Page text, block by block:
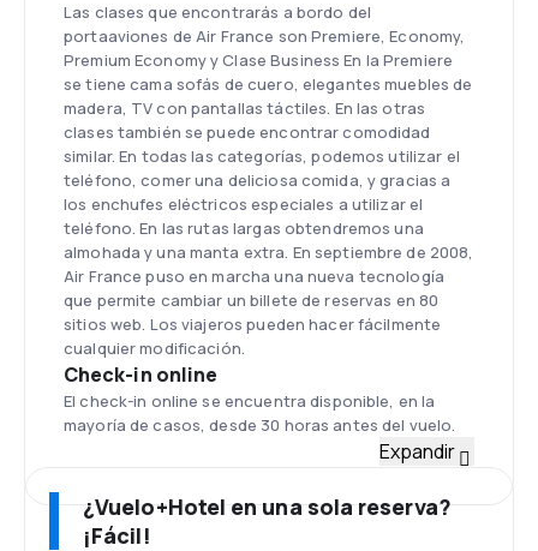
Las clases que encontrarás a bordo del
portaaviones de Air France son Premiere, Economy,
Premium Economy y Clase Business En la Premiere
se tiene cama sofás de cuero, elegantes muebles de
madera, TV con pantallas táctiles. En las otras
clases también se puede encontrar comodidad
similar. En todas las categorías, podemos utilizar el
teléfono, comer una deliciosa comida, y gracias a
los enchufes eléctricos especiales a utilizar el
teléfono. En las rutas largas obtendremos una
almohada y una manta extra. En septiembre de 2008,
Air France puso en marcha una nueva tecnología
que permite cambiar un billete de reservas en 80
sitios web. Los viajeros pueden hacer fácilmente
cualquier modificación.
Check-in online
El check-in online se encuentra disponible, en la
mayoría de casos, desde 30 horas antes del vuelo.
red de media distancia que son: Airbus A318, A319,
A320, A321 y los aviones operados en la red de larga
Expandir
¿Vuelo+Hotel en una sola reserva?
¡Fácil!